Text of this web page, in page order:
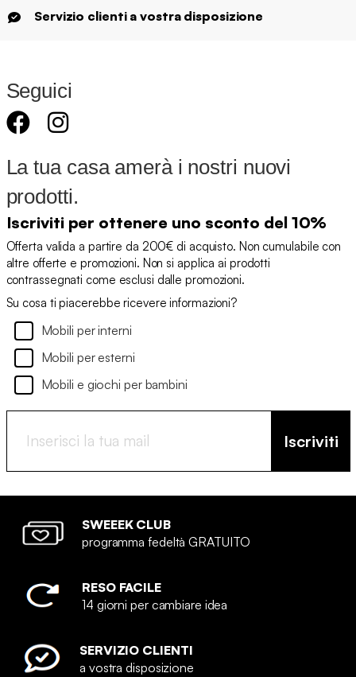
Servizio clienti a vostra disposizione
Seguici
La tua casa amerà i nostri nuovi
prodotti.
Iscriviti per ottenere uno sconto del 10%
Offerta valida a partire da 200€ di acquisto. Non cumulabile con
altre offerte e promozioni. Non si applica ai prodotti
contrassegnati come esclusi dalle promozioni.
Su cosa ti piacerebbe ricevere informazioni?
Mobili per interni
Mobili per esterni
Mobili e giochi per bambini
Iscriviti
SWEEEK CLUB
programma fedeltà GRATUITO
RESO FACILE
14 giorni per cambiare idea
SERVIZIO CLIENTI
a vostra disposizione